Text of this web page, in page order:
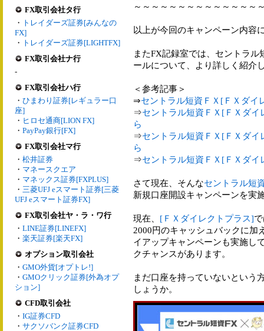
FX取引会社タ行
・ トレイダーズ証券[みんなの
FX]
・ トレイダーズ証券[LIGHTFX]
FX取引会社ナ行
-
FX取引会社ハ行
・ ひまわり証券[レギュラー口
座]
・ ヒロセ通商[LION FX]
・ PayPay銀行[FX]
FX取引会社マ行
・ 松井証券
・ マネースクエア
・ マネックス証券[FXPLUS]
・ 三菱UFJ eスマート証券[三菱
UFJ eスマート証券FX]
FX取引会社ヤ・ラ・ワ行
・ LINE証券[LINEFX]
・ 楽天証券[楽天FX]
オプション取引会社
・ GMO外貨[オプトレ!]
・ GMOクリック証券[外為オプ
ション]
CFD取引会社
・ IG証券CFD
・ サクソバンク証券CFD
～～～～～～～～～～～～～～
以上が今回のキャンペーン内容
またFX記録室では、セントラ
ールについて、より詳しく紹介
＜参考記事＞
⇒セントラル短資ＦＸ[ＦＸダイ
⇒セントラル短資ＦＸ[ＦＸダイ
ら
⇒セントラル短資ＦＸ[ＦＸダ
ら
⇒セントラル短資ＦＸ[ＦＸダイ
さて現在、そんなセントラル短
新規口座開設キャンペーンを実
現在、 [ＦＸダイレクトプラス]
2000円のキャッシュバックに加
イアップキャンペーンも実施し
クチャンスがあります。
まだ口座を持っていないという
しょうか。